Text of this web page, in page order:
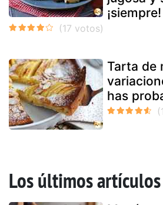
¡siempre!
Tarta de
has
Los últimos artículos